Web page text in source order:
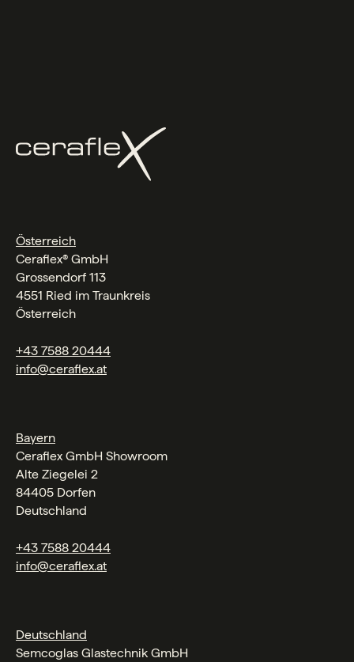
Österreich
Ceraflex® GmbH
Grossendorf 113
4551 Ried im Traunkreis
Österreich
+43 7588 20444
info@ceraflex.at
Bayern
Ceraflex GmbH Showroom
Alte Ziegelei 2
84405 Dorfen
Deutschland
+43 7588 20444
info@ceraflex.at
Deutschland
Semcoglas Glastechnik GmbH